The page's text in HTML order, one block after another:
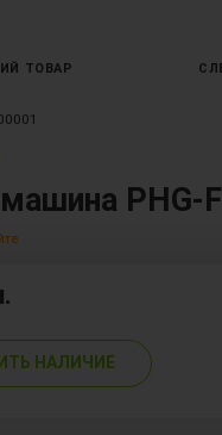
ТОВАР
PHG-
НАЛИЧИЕ